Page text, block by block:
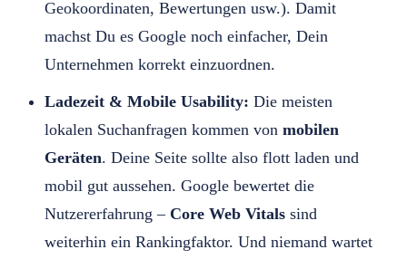
Geokoordinaten, Bewertungen usw.). Damit
machst Du es Google noch einfacher, Dein
Unternehmen korrekt einzuordnen.
Ladezeit & Mobile Usability: Die meisten
lokalen Suchanfragen kommen von mobilen
Geräten. Deine Seite sollte also flott laden und
mobil gut aussehen. Google bewertet die
Nutzererfahrung – Core Web Vitals sind
weiterhin ein Rankingfaktor. Und niemand wartet